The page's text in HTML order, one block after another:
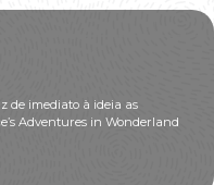
de imediato à ideia as
Adventures in Wonderland